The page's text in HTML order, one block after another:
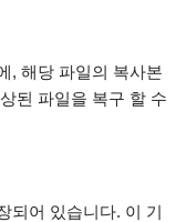
, 해당 파일의 복사본
된 파일을 복구 할 수
되어 있습니다. 이 기